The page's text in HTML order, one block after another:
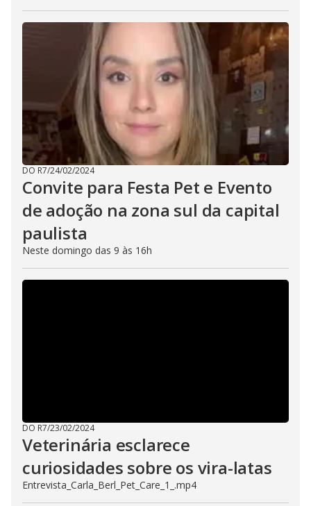
DO R7/24/02/2024
Convite para Festa Pet e Evento
de adoção na zona sul da capital
paulista
Neste domingo das 9 às 16h
DO R7/23/02/2024
Veterinária esclarece
curiosidades sobre os vira-latas
Entrevista_Carla_Berl_Pet_Care_1_.mp4